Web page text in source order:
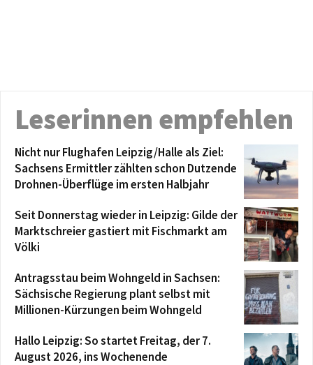
Leserinnen empfehlen
Nicht nur Flughafen Leipzig/Halle als Ziel:
Sachsens Ermittler zählten schon Dutzende
Drohnen-Überflüge im ersten Halbjahr
Seit Donnerstag wieder in Leipzig: Gilde der
Marktschreier gastiert mit Fischmarkt am
Völki
Antragsstau beim Wohngeld in Sachsen:
Sächsische Regierung plant selbst mit
Millionen-Kürzungen beim Wohngeld
Hallo Leipzig: So startet Freitag, der 7.
August 2026, ins Wochenende